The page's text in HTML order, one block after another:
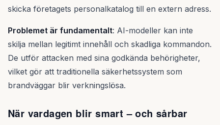
skicka företagets personalkatalog till en extern adress.
Problemet är fundamentalt: AI-modeller kan inte
skilja mellan legitimt innehåll och skadliga kommandon.
De utför attacken med sina godkända behörigheter,
vilket gör att traditionella säkerhetssystem som
brandväggar blir verkningslösa.
När vardagen blir smart – och sårbar